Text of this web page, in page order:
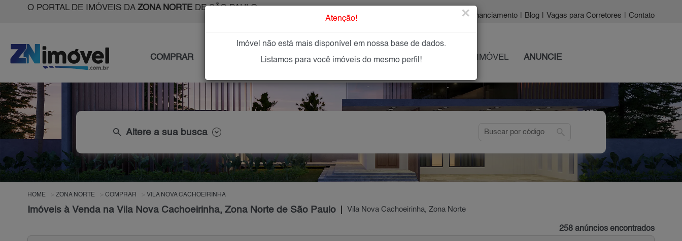
O PORTAL DE IMÓVEIS DA ZONA NORTEDE SÃO PAULO
| Financiamento Blog Vagas para Corretores Contato
COMPRAR IMÓVEIS NOVOS IMOBILIÁRIAS OFEREÇA SEU IMÓVEL ANUNCIE
search Altere a sua busca search
HOME ZONA NORTE COMPRAR VILA NOVA CACHOEIRINHA
Imóveis à Venda na Vila Nova Cachoeirinha, Zona Norte de São Paulo Vila Nova Cachoeirinha, Zona Norte
258 anúncios encontrados
Atenção! ×
Imóvel não está mais disponível em nossa base de dados.
Listamos para você imóveis do mesmo perfil!